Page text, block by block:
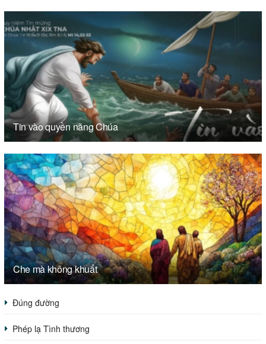
Tin vào quyền năng Chúa
Che mà không khuất
Đúng đường
Phép lạ Tình thương